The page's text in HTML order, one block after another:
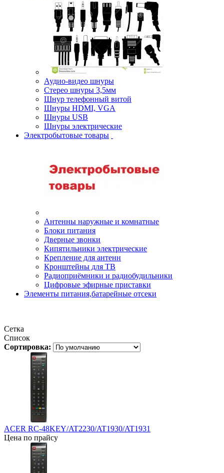
Аудио-видео шнуры
Стерео шнуры 3,5мм
Шнур телефонный витой
Шнуры HDMI, VGA
Шнуры USB
Шнуры электрические
Электробытовые товары
Антенны наружные и комнатные
Блоки питания
Дверные звонки
Кипятильники электрические
Крепление для антенн
Кронштейны для ТВ
Радиоприёмники и радиобудильники
Цифровые эфирные приставки
Элементы питания,батарейные отсеки
Сетка
Список
Сортировка:
ACER RC-48KEY/AT2230/AT1930/AT1931
Цена по прайсу